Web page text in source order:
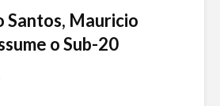
Santos, Mauricio
o Sub-20